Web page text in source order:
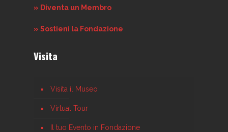
» Diventa un Membro
» Sostieni la Fondazione
Visita
Visita il Museo
Virtual Tour
Il tuo Evento in Fondazione